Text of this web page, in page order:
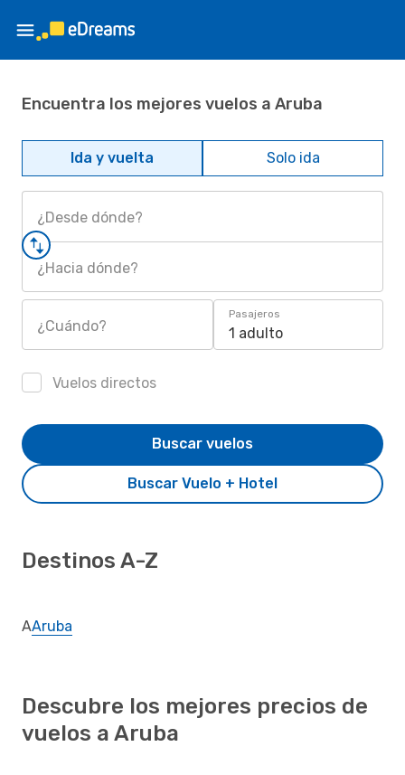
Encuentra los mejores vuelos a Aruba
Ida y vuelta Solo ida
¿Desde dónde?
¿Hacia dónde?
¿Cuándo?
Pasajeros
1 adulto
Vuelos directos
Buscar Vuelo + Hotel
Buscar vuelos
Destinos A-Z
AAruba
Descubre los mejores precios de
vuelos a Aruba